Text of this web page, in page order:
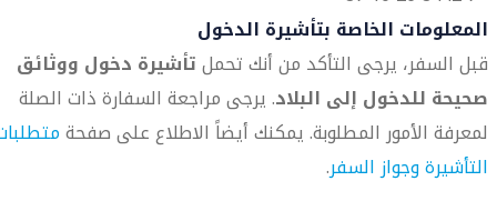
المعلومات الخاصة بتأشيرة الدخول
قبل السفر، يرجى التأكد من أنك تحملتأشيرة دخول ووثائق
صحيحة للدخول إلى البلاد. يرجى مراجعة السفارة ذات الصلة
لمعرفة الأمور المطلوبة. يمكنك أيضاً الاطلاع على صفحة
التأشيرة وجواز السفر.